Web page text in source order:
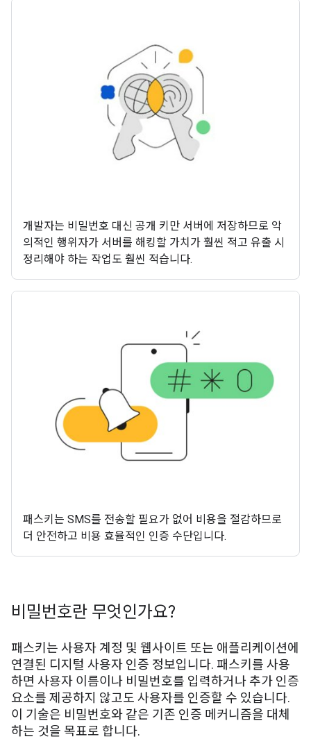
개발자는 비밀번호 대신 공개 키만 서버에 저장하므로 악
의적인 행위자가 서버를 해킹할 가치가 훨씬 적고 유출 시
정리해야 하는 작업도 훨씬 적습니다.
패스키는 SMS를 전송할 필요가 없어 비용을 절감하므로
더 안전하고 비용 효율적인 인증 수단입니다.
비밀번호란 무엇인가요?
패스키는 사용자 계정 및 웹사이트 또는 애플리케이션에
연결된 디지털 사용자 인증 정보입니다. 패스키를 사용
하면 사용자 이름이나 비밀번호를 입력하거나 추가 인증
요소를 제공하지 않고도 사용자를 인증할 수 있습니다.
이 기술은 비밀번호와 같은 기존 인증 메커니즘을 대체
하는 것을 목표로 합니다.